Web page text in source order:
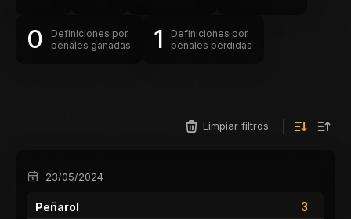
0
Definiciones por
penales ganadas
1
Definiciones por
penales perdidas
Limpiar filtros
23/05/2024
Peñarol
3